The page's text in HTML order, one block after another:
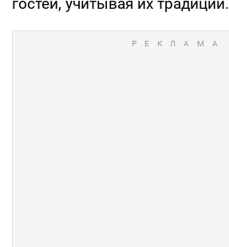
гостей, учитывая их традиции.